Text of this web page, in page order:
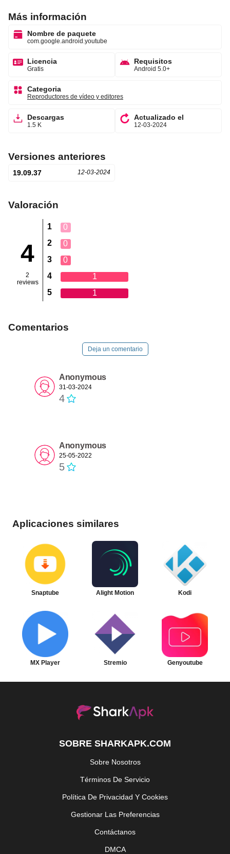
Más información
Nombre de paquete
com.google.android.youtube
Licencia
Gratis
Requisitos
Android 5.0+
Categoria
Reproductores de vídeo y editores
Descargas
1.5 K
Actualizado el
12-03-2024
Versiones anteriores
19.09.37 12-03-2024
Valoración
4
2
reviews
1
0
2
0
3
0
4
1
5
1
Comentarios
Deja un comentario
Anonymous
31-03-2024
4
Anonymous
25-05-2022
5
Aplicaciones similares
Snaptube Alight Motion Kodi
MX Player Stremio Genyoutube
SOBRE SHARKAPK.COM
Sobre Nosotros
Términos De Servicio
Política De Privacidad Y Cookies
Gestionar Las Preferencias
Contáctanos
DMCA